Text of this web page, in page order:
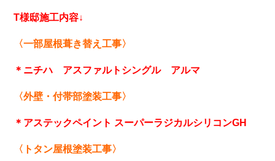
T様邸施工内容↓
〈一部屋根葺き替え工事〉
＊ニチハ アスファルトシングル アルマ
〈外壁・付帯部塗装工事〉
＊アステックペイント スーパーラジカルシリコンGH
〈トタン屋根塗装工事〉